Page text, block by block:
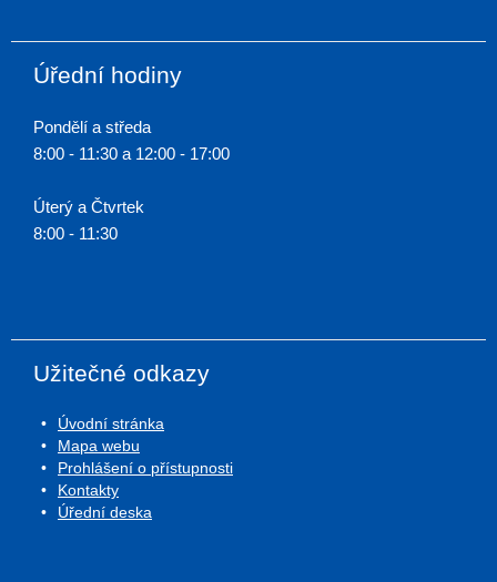
Úřední hodiny
Pondělí a středa
8:00 - 11:30 a 12:00 - 17:00
Úterý a Čtvrtek
8:00 - 11:30
Užitečné odkazy
Úvodní stránka
Mapa webu
Prohlášení o přístupnosti
Kontakty
Úřední deska